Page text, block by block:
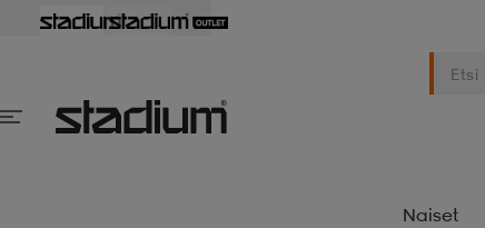
Naiset